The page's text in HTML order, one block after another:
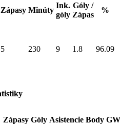
Zápasy Minúty
Ink.
góly
Góly /
Zápas
%
5 230 9 1.8 96.09
Zápasy Góly Asistencie Body